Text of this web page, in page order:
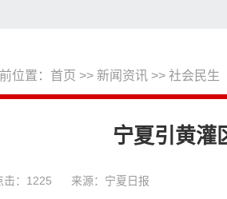
位置： 首页 >> 新闻资讯 >> 社会民生
宁夏引黄灌
击：1225 来源：宁夏日报